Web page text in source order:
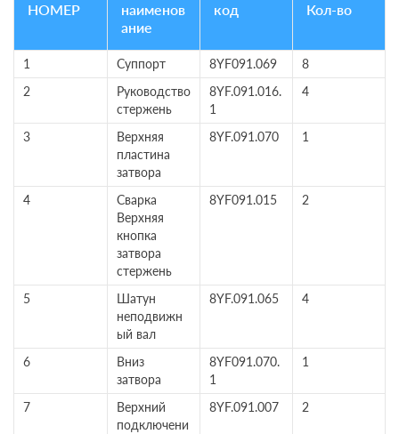
НОМЕР
наименов
ание
код Кол-во
1 Суппорт 8YF091.069
8
2
Руководство
стержень
8YF.091.016.
1
4
3
Верхняя
пластина
затвора
8YF.091.070 1
4
Сварка
Верхняя
кнопка
затвора
стержень
8YF091.015 2
5
Шатун
неподвижн
ый вал
8YF.091.065 4
6
Вниз
затвора
8YF091.070.
1
1
7
Верхний
подключени
8YF.091.007 2